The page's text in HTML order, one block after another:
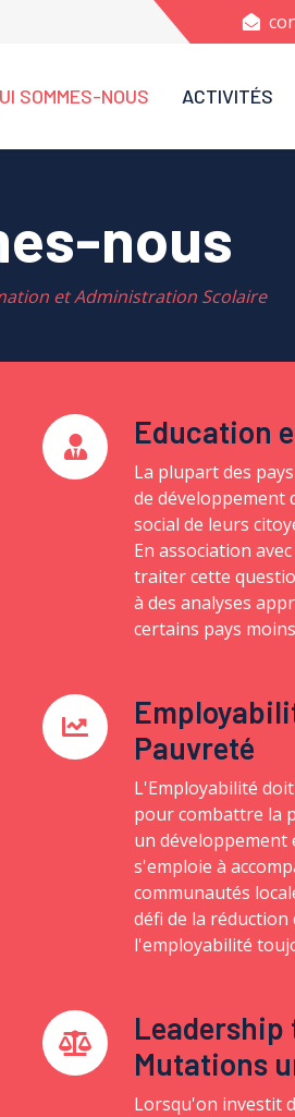
SOMMES-NOUS ACTIVITÉS
nous
et Administration Scolaire
Education
La plupart des
de développement
social de leurs
En association
traiter cette
à des analyses
certains pays
Pauvreté
L'Employabilité
pour combattre la
un développement
s'emploie à
communautés
défi de la
l'employabilité
Mutations
Lorsqu'on investit